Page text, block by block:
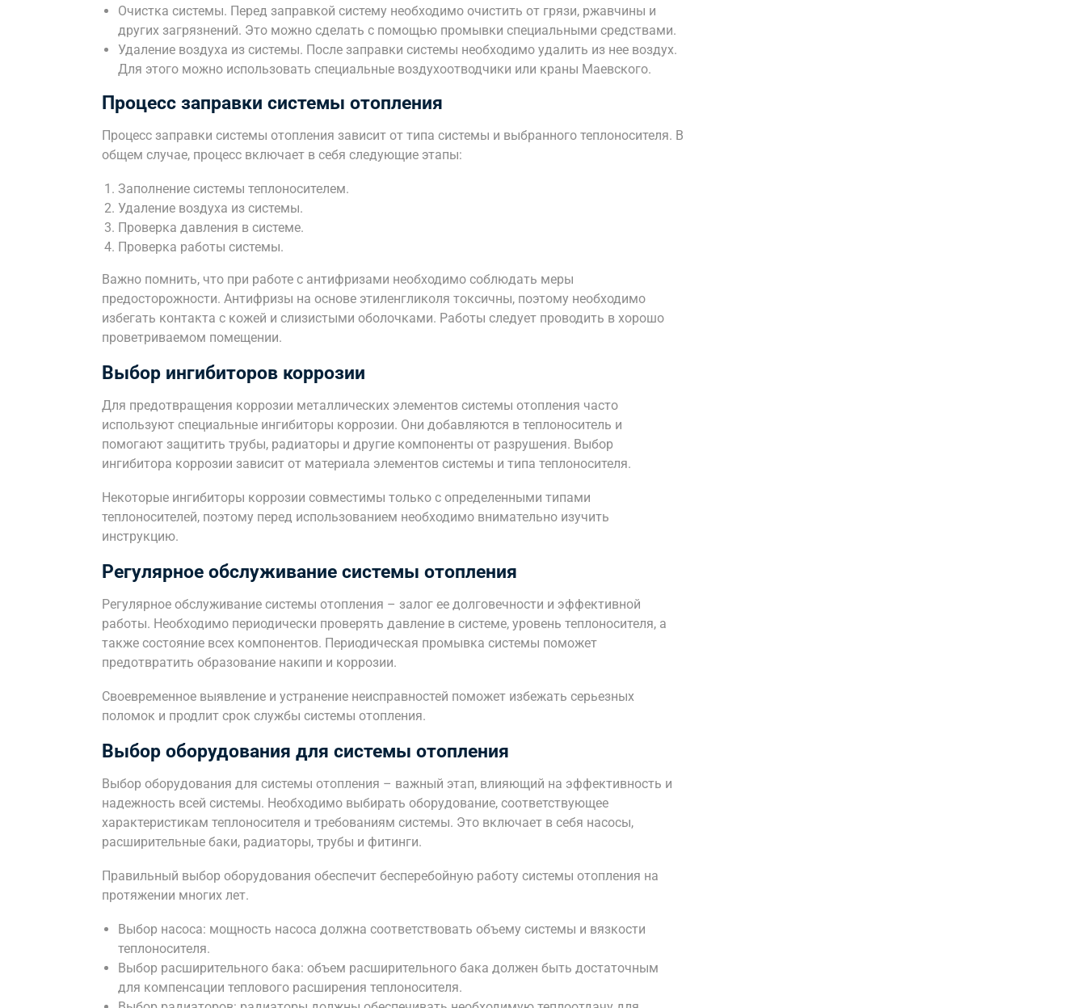
Очистка системы. Перед заправкой систему необходимо очистить от грязи, ржавчины и
других загрязнений. Это можно сделать с помощью промывки специальными средствами.
Удаление воздуха из системы. После заправки системы необходимо удалить из нее воздух.
Для этого можно использовать специальные воздухоотводчики или краны Маевского.
Процесс заправки системы отопления
Процесс заправки системы отопления зависит от типа системы и выбранного теплоносителя. В
общем случае, процесс включает в себя следующие этапы:
Заполнение системы теплоносителем.
Удаление воздуха из системы.
Проверка давления в системе.
Проверка работы системы.
Важно помнить, что при работе с антифризами необходимо соблюдать меры
предосторожности. Антифризы на основе этиленгликоля токсичны, поэтому необходимо
избегать контакта с кожей и слизистыми оболочками. Работы следует проводить в хорошо
проветриваемом помещении.
Выбор ингибиторов коррозии
Для предотвращения коррозии металлических элементов системы отопления часто
используют специальные ингибиторы коррозии. Они добавляются в теплоноситель и
помогают защитить трубы, радиаторы и другие компоненты от разрушения. Выбор
ингибитора коррозии зависит от материала элементов системы и типа теплоносителя.
Некоторые ингибиторы коррозии совместимы только с определенными типами
теплоносителей, поэтому перед использованием необходимо внимательно изучить
инструкцию.
Регулярное обслуживание системы отопления
Регулярное обслуживание системы отопления – залог ее долговечности и эффективной
работы. Необходимо периодически проверять давление в системе, уровень теплоносителя, а
также состояние всех компонентов. Периодическая промывка системы поможет
предотвратить образование накипи и коррозии.
Своевременное выявление и устранение неисправностей поможет избежать серьезных
поломок и продлит срок службы системы отопления.
Выбор оборудования для системы отопления
Выбор оборудования для системы отопления – важный этап, влияющий на эффективность и
надежность всей системы. Необходимо выбирать оборудование, соответствующее
характеристикам теплоносителя и требованиям системы. Это включает в себя насосы,
расширительные баки, радиаторы, трубы и фитинги.
Правильный выбор оборудования обеспечит бесперебойную работу системы отопления на
протяжении многих лет.
Выбор насоса: мощность насоса должна соответствовать объему системы и вязкости
теплоносителя.
Выбор расширительного бака: объем расширительного бака должен быть достаточным
для компенсации теплового расширения теплоносителя.